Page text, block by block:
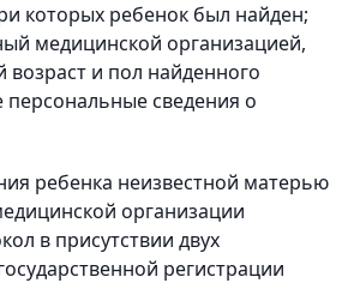
которых ребенок был найден;
медицинской организацией,
и пол найденного
персональные сведения о
ребенка неизвестной матерью
организации
в присутствии двух
регистрации